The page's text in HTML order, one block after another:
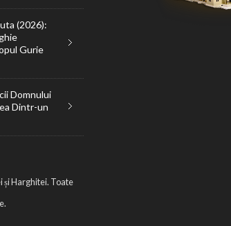
(2026):
Gurie
Domnului
Dintr-un
și Harghitei. Toate